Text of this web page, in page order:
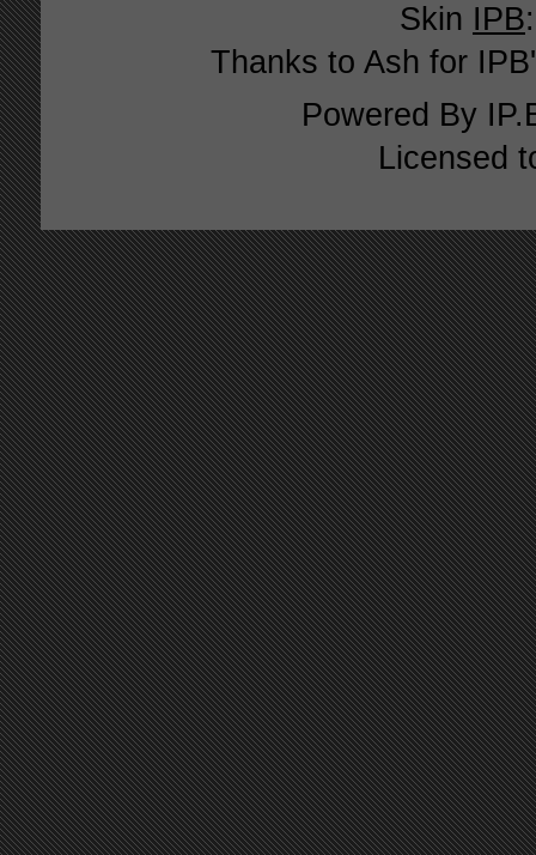
Skin IPB
Thanks to Ash for
Powered By
Licensed